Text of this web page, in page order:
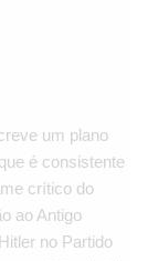
um plano
é consistente
crítico do
ao Antigo
no Partido